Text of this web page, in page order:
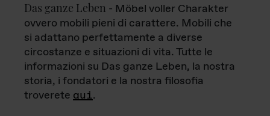
Das ganze Leben - Möbel voller Charakter
ovvero mobili pieni di carattere. Mobili che
si adattano perfettamente a diverse
circostanze e situazioni di vita. Tutte le
informazioni su Das ganze Leben, la nostra
storia, i fondatori e la nostra filosofia
troverete qui.